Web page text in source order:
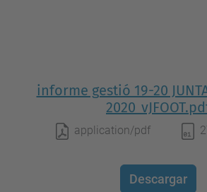
informe gestió 19-20
application/pdf
Descargar